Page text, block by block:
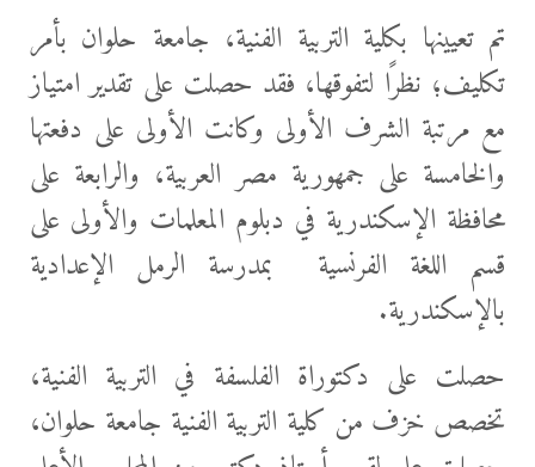
تم تعيينها بكلية التربية الفنية، جامعة حلوان بأمر
تكليف؛ نظرًا لتفوقها، فقد حصلت على تقدير امتياز
مع مرتبة الشرف الأولى وكانت الأولى على دفعتها
والخامسة على جمهورية مصر العربية، والرابعة على
محافظة الإسكندرية في دبلوم المعلمات والأولى على
قسم اللغة الفرنسية بمدرسة الرمل الإعدادية
بالإسكندرية.
حصلت على دكتوراة الفلسفة في التربية الفنية،
تخصص خزف من كلية التربية الفنية جامعة حلوان،